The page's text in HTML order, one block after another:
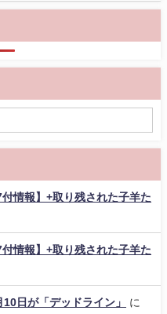
情報】+取り残された子羊た
情報】+取り残された子羊た
日が「デッドライン」
に